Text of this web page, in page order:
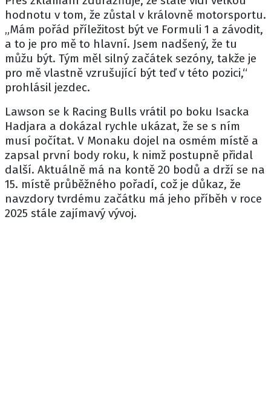
hodnotu v tom, že zůstal v královně motorsportu.
„Mám pořád příležitost být ve Formuli 1 a závodit,
a to je pro mě to hlavní. Jsem nadšený, že tu
můžu být. Tým měl silný začátek sezóny, takže je
pro mě vlastně vzrušující být teď v této pozici,“
prohlásil jezdec.
Lawson se k Racing Bulls vrátil po boku Isacka
Hadjara a dokázal rychle ukázat, že se s ním
musí počítat. V Monaku dojel na osmém místě a
zapsal první body roku, k nimž postupně přidal
další. Aktuálně má na kontě 20 bodů a drží se na
15. místě průběžného pořadí, což je důkaz, že
navzdory tvrdému začátku má jeho příběh v roce
2025 stále zajímavý vývoj.